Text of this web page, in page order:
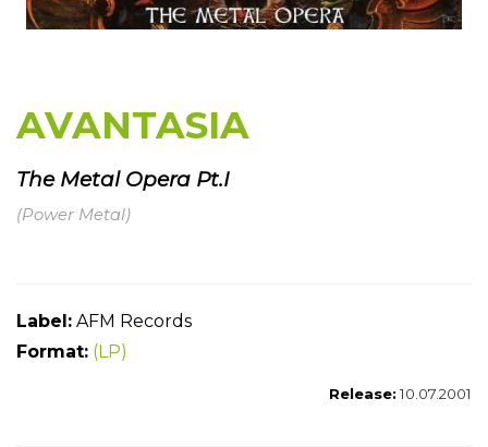
AVANTASIA
The Metal Opera Pt.I
(Power Metal)
Label: AFM Records
Format: (LP)
Release:10.07.2001